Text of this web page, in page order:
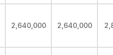
2,640,000 2,640,000